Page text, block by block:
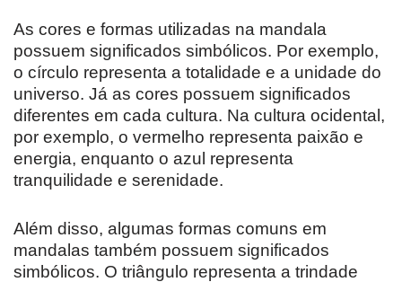
As cores e formas utilizadas na mandala
possuem significados simbólicos. Por exemplo,
o círculo representa a totalidade e a unidade do
universo. Já as cores possuem significados
diferentes em cada cultura. Na cultura ocidental,
por exemplo, o vermelho representa paixão e
energia, enquanto o azul representa
tranquilidade e serenidade.
Além disso, algumas formas comuns em
mandalas também possuem significados
simbólicos. O triângulo representa a trindade